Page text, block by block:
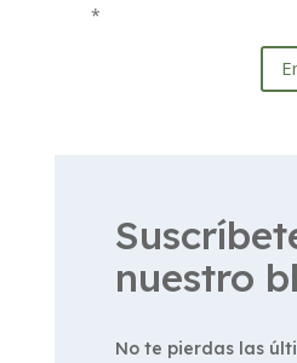
*
nuestro
No te pierdas las